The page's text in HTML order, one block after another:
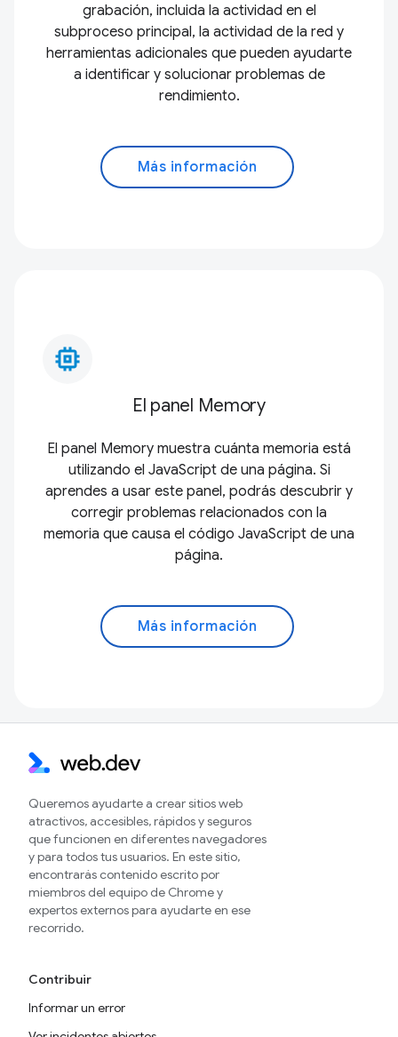
grabación, incluida la actividad en el
subproceso principal, la actividad de la red y
herramientas adicionales que pueden ayudarte
a identificar y solucionar problemas de
rendimiento.
Más información
memory_alt
El panel Memory
El panel Memory muestra cuánta memoria está
utilizando el JavaScript de una página. Si
aprendes a usar este panel, podrás descubrir y
corregir problemas relacionados con la
memoria que causa el código JavaScript de una
página.
Más información
Queremos ayudarte a crear sitios web
atractivos, accesibles, rápidos y seguros
que funcionen en diferentes navegadores
y para todos tus usuarios. En este sitio,
encontrarás contenido escrito por
miembros del equipo de Chrome y
expertos externos para ayudarte en ese
recorrido.
Contribuir
Informar un error